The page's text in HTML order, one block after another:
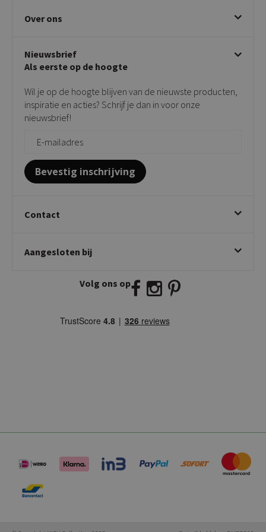
Klachtafhandeling
Privacy policy
Draaibare eetkamerstoelen
Taupe stoelen
Tuinstoelen
Bijzettafels
Over ons
Showroom
Contact
Onderhoudsproducten
Vloerbescherming
Giftcards
Nieuwsbrief
Als eerste op de hoogte
Wil je op de hoogte blijven van de nieuwste producten,
inspiratie en acties? Schrijf je dan in voor onze
nieuwsbrief!
Bevestig inschrijving
Contact
Twijnstraweg 2
info@kickcollection.nl
Aangesloten bij
Volg ons op